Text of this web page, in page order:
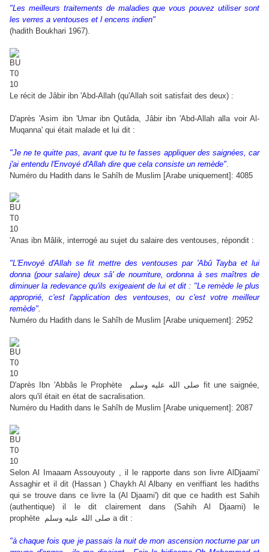
"Les meilleurs traitements de maladies que vous pouvez utiliser sont
les verres a ventouses et l encens indien"
(hadith Boukhari 1967).
Le récit de Jâbir ibn 'Abd-Allah (qu'Allah soit satisfait des deux) :
D'après 'Asim ibn 'Umar ibn Qutâda, Jâbir ibn 'Abd-Allah alla voir Al-
Muqanna' qui était malade et lui dit :
"Je ne te quitte pas, avant que tu te fasses appliquer des saignées, car
j'ai entendu l'Envoyé d'Allah dire que cela consiste un remède".
Numéro du Hadith dans le Sahîh de Muslim [Arabe uniquement]: 4085
'Anas ibn Mâlik, interrogé au sujet du salaire des ventouses, répondit :
"L'Envoyé d'Allah se fit mettre des ventouses par 'Abû Tayba et lui
donna (pour salaire) deux sâ' de nourriture, ordonna à ses maîtres de
diminuer la redevance qu'ils exigeaient de lui et dit : "Le remède le plus
approprié, c'est l'application des ventouses, ou c'est votre meilleur
remède".
Numéro du Hadith dans le Sahîh de Muslim [Arabe uniquement]: 2952
D'après Ibn 'Abbâs le Prophète
صلى الله عليه وسلم fit une saignée,
alors qu'il était en état de sacralisation.
Numéro du Hadith dans le Sahîh de Muslim [Arabe uniquement]: 2087
Selon Al Imaaam Assouyouty , il le rapporte dans son livre AlDjaami'
Assaghir et il dit (Hassan ) Chaykh Al Albany en veriffiant les hadiths
qui se trouve dans ce livre la (Al Djaami') dit que ce hadith est Sahih
(authentique) il le dit clairement dans (Sahih Al Djaami) le
prophète
صلى الله عليه وسلم a dit :
"à chaque fois que je passais la nuit de mon ascension nocturne par un